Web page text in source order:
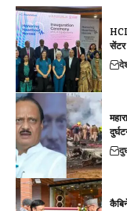
सेंटर